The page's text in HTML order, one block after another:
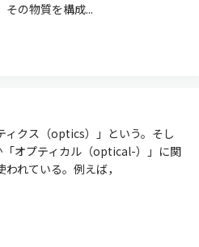
その物質を構成...
ィクス（optics）」という。そし
オプティカル（optical-）」に関
れている。例えば，